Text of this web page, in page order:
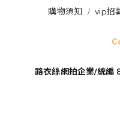
購物須知 /vip招
路衣絲網拍企業/統編